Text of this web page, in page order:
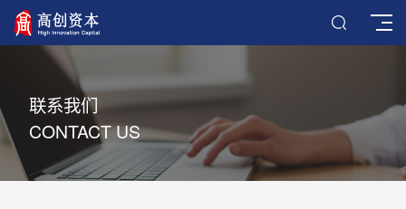
联系我们
CONTACT US